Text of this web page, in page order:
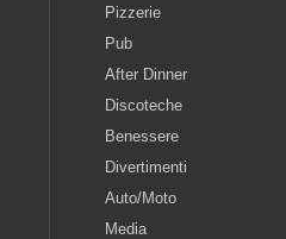
Pizzerie
Pub
After Dinner
Discoteche
Benessere
Divertimenti
Auto/Moto
Media